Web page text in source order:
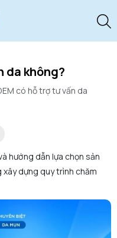
da không?
có hỗ trợ tư vấn da
hướng dẫn lựa chọn sản
dựng quy trình chăm